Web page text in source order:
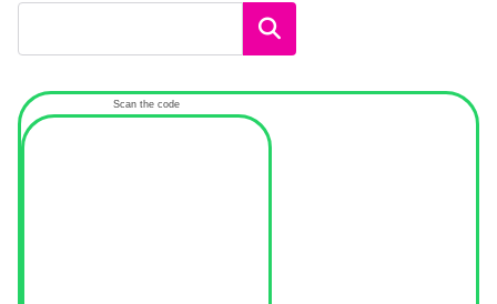
Ara
Scan the code